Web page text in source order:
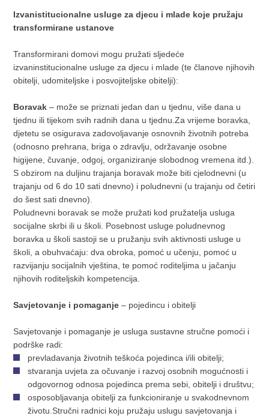
Izvanistitucionalne usluge za djecu i mlade koje pružaju
transformirane ustanove
Transformirani domovi mogu pružati sljedeće
izvaninstitucionalne usluge za djecu i mlade (te članove njihovih
obitelji, udomiteljske i posvojiteljske obitelji):
Boravak – može se priznati jedan dan u tjednu, više dana u
tjednu ili tijekom svih radnih dana u tjednu.Za vrijeme boravka,
djetetu se osigurava zadovoljavanje osnovnih životnih potreba
(odnosno prehrana, briga o zdravlju, održavanje osobne
higijene, čuvanje, odgoj, organiziranje slobodnog vremena itd.).
S obzirom na duljinu trajanja boravak može biti cjelodnevni (u
trajanju od 6 do 10 sati dnevno) i poludnevni (u trajanju od četiri
do šest sati dnevno).
Poludnevni boravak se može pružati kod pružatelja usluga
socijalne skrbi ili u školi. Posebnost usluge poludnevnog
boravka u školi sastoji se u pružanju svih aktivnosti usluge u
školi, a obuhvaćaju: dva obroka, pomoć u učenju, pomoć u
razvijanju socijalnih vještina, te pomoć roditeljima u jačanju
njihovih roditeljskih kompetencija.
Savjetovanje i pomaganje – pojedincu i obitelji
Savjetovanje i pomaganje je usluga sustavne stručne pomoći i
podrške radi:
prevladavanja životnih teškoća pojedinca i/ili obitelji;
stvaranja uvjeta za očuvanje i razvoj osobnih mogućnosti i
odgovornog odnosa pojedinca prema sebi, obitelji i društvu;
osposobljavanja obitelji za funkcioniranje u svakodnevnom
životu.Stručni radnici koju pružaju uslugu savjetovanja i